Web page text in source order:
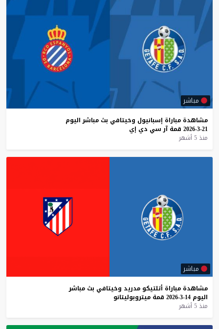
مباشر
مشاهدة مباراة إسبانيول وخيتافي بث مباشر اليوم
21-3-2026
قمة آر سي دي إي
منذ 5 أشهر
مباشر
مشاهدة مباراة أتلتيكو مدريد وخيتافي بث مباشر
اليوم 14-3-2026 قمة ميتروبوليتانو
منذ 5 أشهر